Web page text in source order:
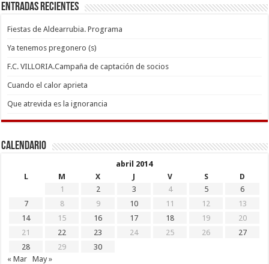
Entradas recientes
Fiestas de Aldearrubia. Programa
Ya tenemos pregonero (s)
F.C. VILLORIA.Campaña de captación de socios
Cuando el calor aprieta
Que atrevida es la ignorancia
Calendario
abril 2014
L
M X J V S
D
1
2 3 4 5
6
7
8 9 10 11 12
13
14
15 16 17 18 19
20
21
22 23 24 25 26
27
28
29
30
« Mar
May »